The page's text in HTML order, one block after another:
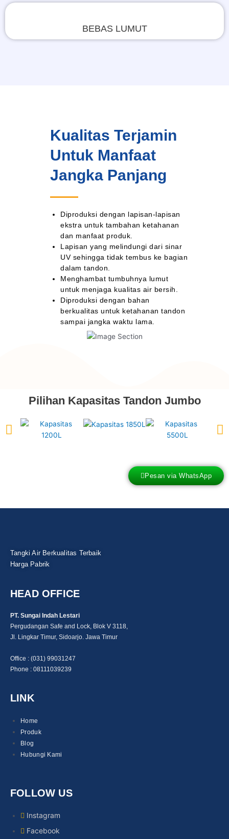
BEBAS LUMUT
Kualitas Terjamin
Untuk Manfaat
Jangka Panjang
Diproduksi dengan lapisan-lapisan
ekstra untuk tambahan ketahanan
dan manfaat produk.
Lapisan yang melindungi dari sinar
UV sehingga tidak tembus ke bagian
dalam tandon.
Menghambat tumbuhnya lumut
untuk menjaga kualitas air bersih.
Diproduksi dengan bahan
berkualitas untuk ketahanan tandon
sampai jangka waktu lama.
Pilihan Kapasitas Tandon Jumbo
Pesan via WhatsApp
Tangki Air Berkualitas Terbaik
Harga Pabrik
HEAD OFFICE
PT. Sungai Indah Lestari
Pergudangan Safe and Lock, Blok V 3118,
Jl. Lingkar Timur, Sidoarjo. Jawa Timur
Office : (031) 99031247
Phone : 08111039239
LINK
Home
Produk
Blog
Hubungi Kami
FOLLOW US
Instagram
Facebook